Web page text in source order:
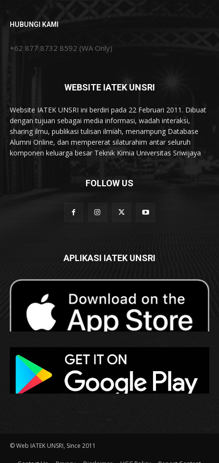
HUBUNGI KAMI
+62 877 8732 8592 (WA Only)
WEBSITE IATEK UNSRI
Website IATEK UNSRI ini berdiri pada 22 Februari 2011. Dibuat
dengan tujuan sebagai media informasi, wadah interaksi,
sharing ilmu, publikasi tulisan ilmiah, menampung Database
Alumni Online, dan mempererat silaturahim antar seluruh
komponen keluarga besar Teknik Kimia Universitas Sriwijaya
FOLLOW US
APLIKASI IATEK UNSRI
© Web IATEK UNSRI, Since 2011